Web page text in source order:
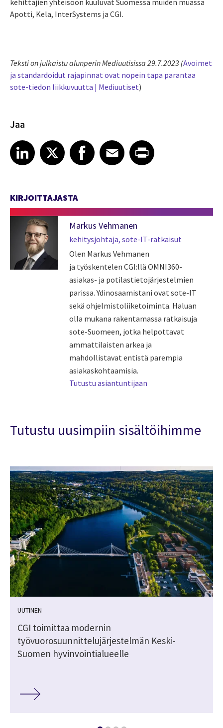
Apotti, Kela, InterSystems ja CGI.
Teksti on julkaistu alunperin Mediuutisissa 29.7.2023 (Avoimet
ja standardoidut rajapinnat ovat nopein tapa parantaa
sote-tiedon liikkuvuutta | Mediuutiset)
Jaa
Share article on LinkedIn
LinkedIn
Share article on XShare article on Facebook
Facebook
Share article on Email
EmailShare article on Print
KIRJOITTAJASTA
Markus Vehmanen
kehitysjohtaja, sote-IT-ratkaisut
Olen Markus Vehmanen
ja työskentelen CGI:llä OMNI360-
asiakas- ja potilastietojärjestelmien
parissa. Ydinosaamistani ovat sote-IT
sekä ohjelmistoliiketoiminta. Haluan
olla mukana rakentamassa ratkaisuja
sote-Suomeen, jotka helpottavat
ammattilaisten arkea ja
mahdollistavat entistä parempia
asiakaskohtaamisia.
Tutustu asiantuntijaan
Tutustu uusimpiin sisältöihimme
UUTINEN
CGI toimittaa modernin
työvuorosuunnittelujärjestelmän Keski-
Suomen hyvinvointialueelle